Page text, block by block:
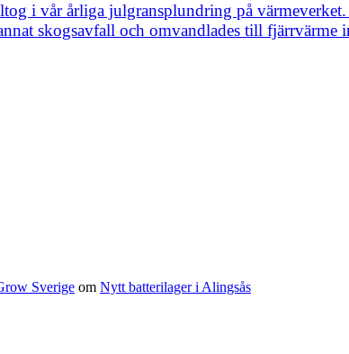
i vår årliga julgransplundring på
skogsavfall och omvandlades till
Sverige om Nytt batterilager i Alingsås